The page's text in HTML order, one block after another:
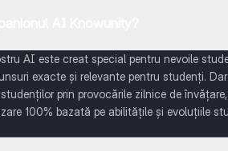
AI este creat special pentru nevoile
exacte și relevante pentru studenți.
prin provocările zilnice de
100% bazată pe abilitățile și evoluțiile